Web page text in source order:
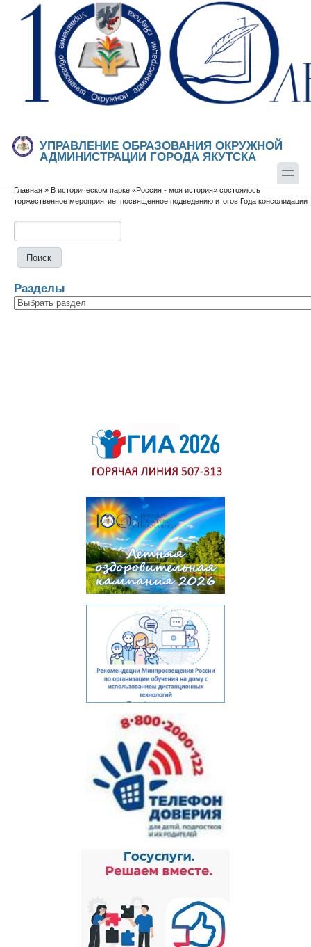
Перейти к основному содержанию
Skip to search
УПРАВЛЕНИЕ ОБРАЗОВАНИЯ ОКРУЖНОЙ
АДМИНИСТРАЦИИ ГОРОДА ЯКУТСКА
Вы здесь
Главная » В историческом парке «Россия - моя история» состоялось
торжественное мероприятие, посвященное подведению итогов Года консолидации
Разделы